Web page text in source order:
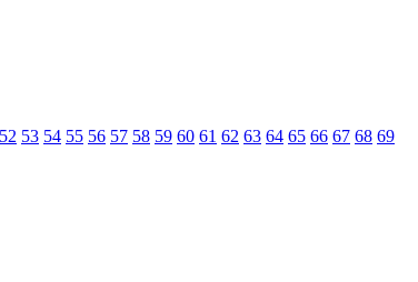
52 53 54 55 56 57 58 59 60 61 62 63 64 65 66 67 68 69